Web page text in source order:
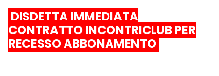
DISDETTA IMMEDIATA
CONTRATTO INCONTRICLUB PER
RECESSO ABBONAMENTO